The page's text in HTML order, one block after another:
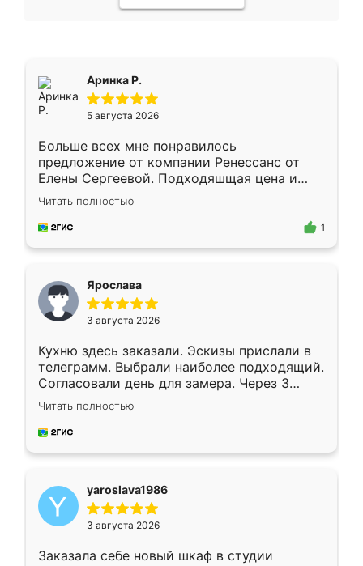
Аринка Р.
5 августа 2026
Больше всех мне понравилось
предложение от компании Ренессанс от
Елены Сергеевой. Подходяшщая цена и
короткие сроки изготовления. Приехавший
для замера сотрудник Владислав
предложил по моему эскизу самый
Читать полностью
1
Ярослава
3 августа 2026
Кухню здесь заказали. Эскизы прислали в
телеграмм. Выбрали наиболее подходящий.
Согласовали день для замера. Через 3
недели кухня была уже готова. Остались
довольны работой. Спасибо Ренессанс
мебель за качественную работу!
Читать полностью
yaroslava1986
3 августа 2026
Заказала себе новый шкаф в студии